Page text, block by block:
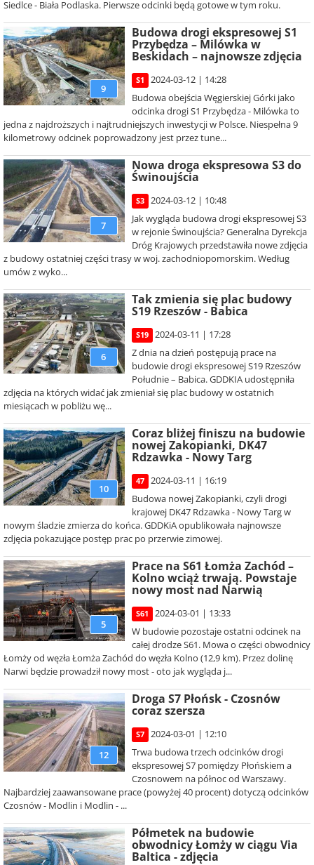
Siedlce - Biała Podlaska. Pierwsze odcinki będą gotowe w tym roku.
9
Budowa drogi ekspresowej S1
Przybędza – Milówka w
Beskidach – najnowsze zdjęcia
S1
2024-03-12 | 14:28
Budowa obejścia Węgierskiej Górki jako
odcinka drogi S1 Przybędza - Milówka to
jedna z najdroższych i najtrudniejszych inwestycji w Polsce. Niespełna 9
kilometrowy odcinek poprowadzony jest przez tune...
7
Nowa droga ekspresowa S3 do
Świnoujścia
S3
2024-03-12 | 10:48
Jak wygląda budowa drogi ekspresowej S3
w rejonie Świnoujścia? Generalna Dyrekcja
Dróg Krajowych przedstawiła nowe zdjęcia
z budowy ostatniej części trasy w woj. zachodniopomorskim. Według
umów z wyko...
6
Tak zmienia się plac budowy
S19 Rzeszów - Babica
S19
2024-03-11 | 17:28
Z dnia na dzień postępują prace na
budowie drogi ekspresowej S19 Rzeszów
Południe – Babica. GDDKIA udostępniła
zdjęcia na których widać jak zmieniał się plac budowy w ostatnich
miesiącach w pobliżu wę...
10
Coraz bliżej finiszu na budowie
nowej Zakopianki, DK47
Rdzawka - Nowy Targ
47
2024-03-11 | 16:19
Budowa nowej Zakopianki, czyli drogi
krajowej DK47 Rdzawka - Nowy Targ w
nowym śladzie zmierza do końca. GDDKiA opublikowała najnowsze
zdjęcia pokazujące postęp prac po przerwie zimowej.
5
Prace na S61 Łomża Zachód –
Kolno wciąż trwają. Powstaje
nowy most nad Narwią
S61
2024-03-01 | 13:33
W budowie pozostaje ostatni odcinek na
całej drodze S61. Mowa o części obwodnicy
Łomży od węzła Łomża Zachód do węzła Kolno (12,9 km). Przez dolinę
Narwi będzie prowadził nowy most - oto jak wygląda j...
12
Droga S7 Płońsk - Czosnów
coraz szersza
S7
2024-03-01 | 12:10
Trwa budowa trzech odcinków drogi
ekspresowej S7 pomiędzy Płońskiem a
Czosnowem na północ od Warszawy.
Najbardziej zaawansowane prace (powyżej 40 procent) dotyczą odcinków
Czosnów - Modlin i Modlin - ...
Półmetek na budowie
obwodnicy Łomży w ciągu Via
Baltica - zdjęcia